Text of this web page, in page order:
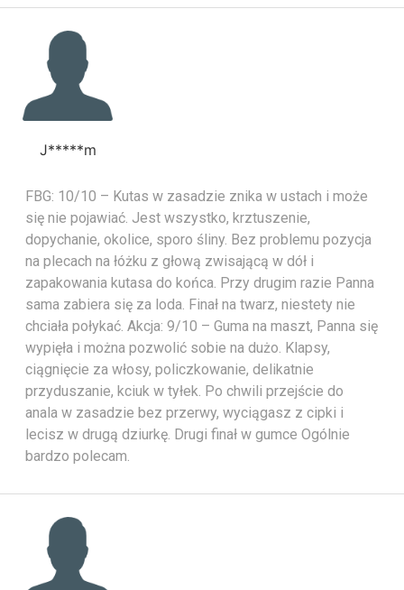
J*****m
FBG: 10/10 – Kutas w zasadzie znika w ustach i może
się nie pojawiać. Jest wszystko, krztuszenie,
dopychanie, okolice, sporo śliny. Bez problemu pozycja
na plecach na łóżku z głową zwisającą w dół i
zapakowania kutasa do końca. Przy drugim razie Panna
sama zabiera się za loda. Finał na twarz, niestety nie
chciała połykać. Akcja: 9/10 – Guma na maszt, Panna się
wypięła i można pozwolić sobie na dużo. Klapsy,
ciągnięcie za włosy, policzkowanie, delikatnie
przyduszanie, kciuk w tyłek. Po chwili przejście do
anala w zasadzie bez przerwy, wyciągasz z cipki i
lecisz w drugą dziurkę. Drugi finał w gumce Ogólnie
bardzo polecam.